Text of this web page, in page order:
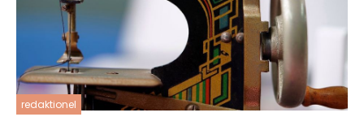
redaktionel